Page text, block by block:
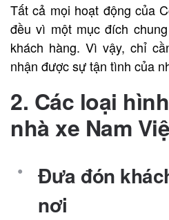
Tất cả mọi hoạt động của
đều vì một mục đích
khách hàng. Vì vậy, chỉ
nhận được sự tận tình của
2. Các loại
nhà xe Nam
Đưa đón
nơi